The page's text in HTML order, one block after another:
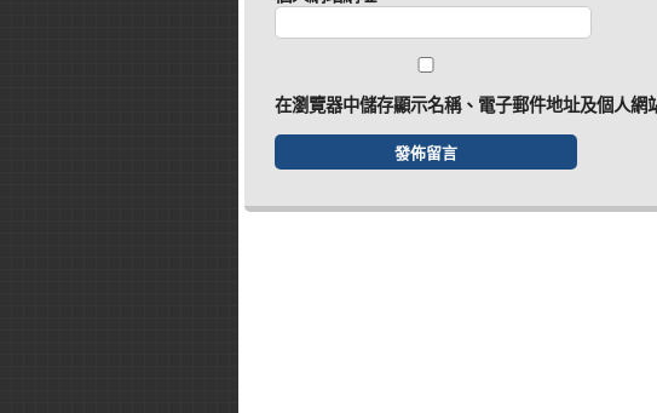
在瀏覽器中儲存顯示名稱、電子郵件地址及個人網